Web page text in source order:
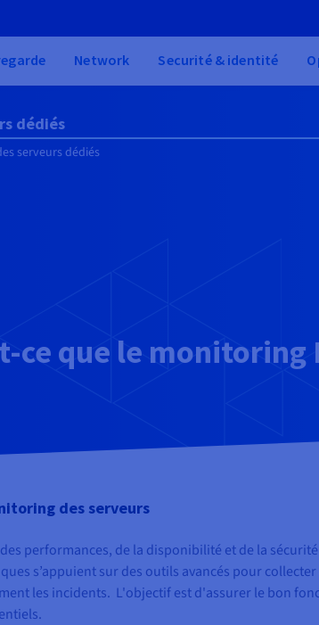
Network Securité & identité
dédiés
serveurs dédiés
ce que le monitoring
des serveurs
performances, de la disponibilité et de la sécurité
s’appuient sur des outils avancés pour collecter
les incidents. L'objectif est d'assurer le bon